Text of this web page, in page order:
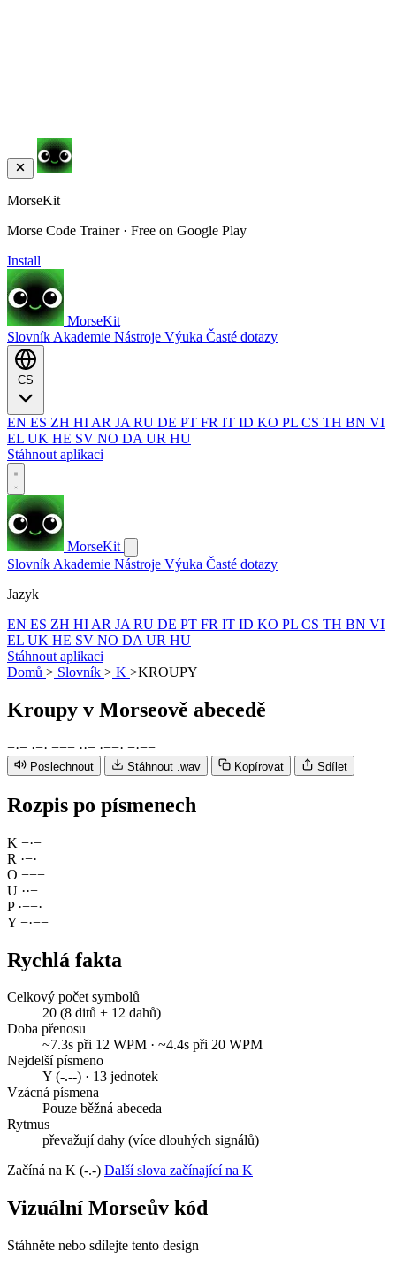
MorseKit
Morse Code Trainer · Free on Google Play
Install
MorseKit
Slovník Akademie Nástroje Výuka Časté dotazy
EN ES ZH HI AR JA RU DE PT FR IT ID KO PL CS TH BN VI
EL UK HE SV NO DA UR HU
Stáhnout aplikaci
MorseKit
Slovník Akademie Nástroje Výuka Časté dotazy
Jazyk
EN ES ZH HI AR JA RU DE PT FR IT ID KO PL CS TH BN VI
EL UK HE SV NO DA UR HU
Stáhnout aplikaci
Domů > Slovník > K >KROUPY
Kroupy v Morseově abecedě
−·− ·−· −−− ··− ·−−· −·−−
Poslechnout Stáhnout .wav Kopírovat Sdílet
Rozpis po písmenech
K −·−
R ·−·
O −−−
U ··−
P ·−−·
Y −·−−
Rychlá fakta
Celkový počet symbolů
20 (8 ditů + 12 dahů)
Doba přenosu
~7.3s při 12 WPM · ~4.4s při 20 WPM
Nejdelší písmeno
Y (-.--) · 13 jednotek
Vzácná písmena
Pouze běžná abeceda
Rytmus
převažují dahy (více dlouhých signálů)
Začíná na K (-.-) Další slova začínající na K
Vizuální Morseův kód
Stáhněte nebo sdílejte tento design